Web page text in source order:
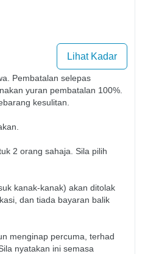
Lihat Kadar
Pembatalan selepas
yuran pembatalan 100%.
kesulitan.
2 orang sahaja. Sila pilih
kanak-kanak) akan ditolak
dan tiada bayaran balik
menginap percuma, terhad
nyatakan ini semasa